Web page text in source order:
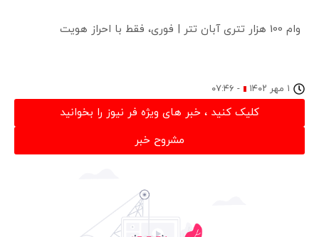
وام 100 هزار تتری آبان تتر | فوری، فقط با احراز هویت
۱ مهر ۱۴۰۲ - ۰۷:۴۶
کلیک کنید ، خبر های ویژه فر نیوز را بخوانید
مشروح خبر